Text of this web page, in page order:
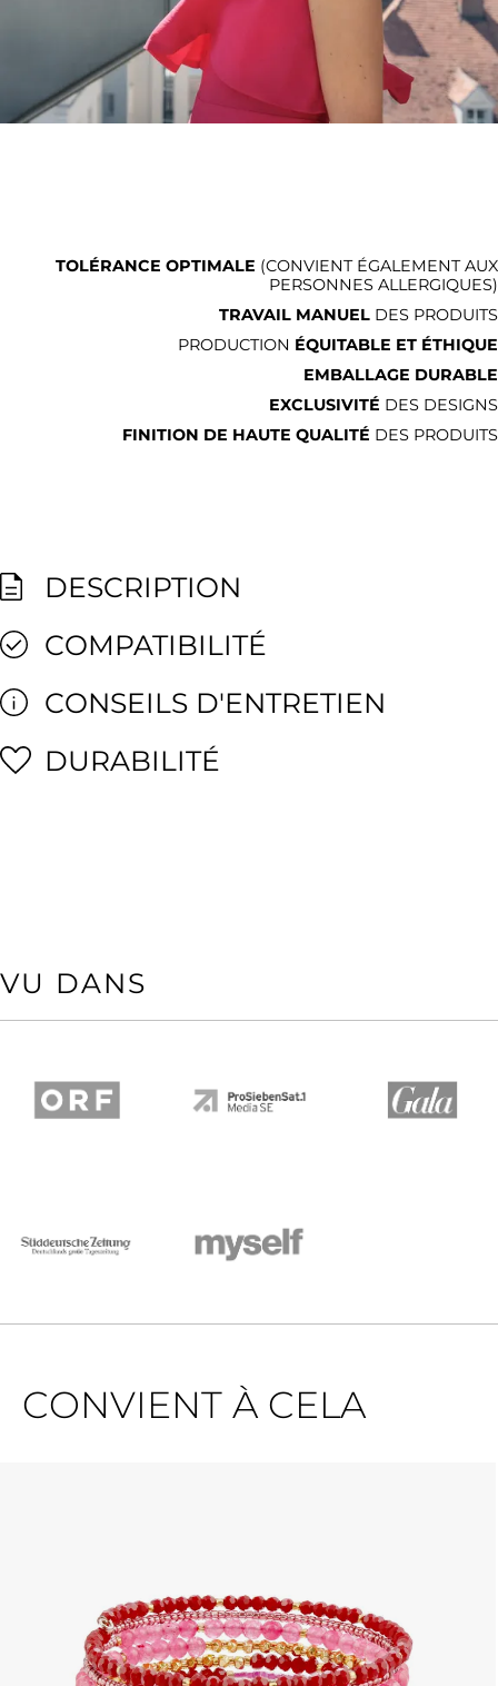
TOLÉRANCE OPTIMALE (CONVIENT ÉGALEMENT AUX
PERSONNES ALLERGIQUES)
TRAVAIL MANUEL DES PRODUITS
PRODUCTION ÉQUITABLE ET ÉTHIQUE
EMBALLAGE DURABLE
EXCLUSIVITÉ DES DESIGNS
FINITION DE HAUTE QUALITÉ DES PRODUITS
DESCRIPTION
COMPATIBILITÉ
CONSEILS D'ENTRETIEN
DURABILITÉ
VU DANS
CONVIENT À CELA